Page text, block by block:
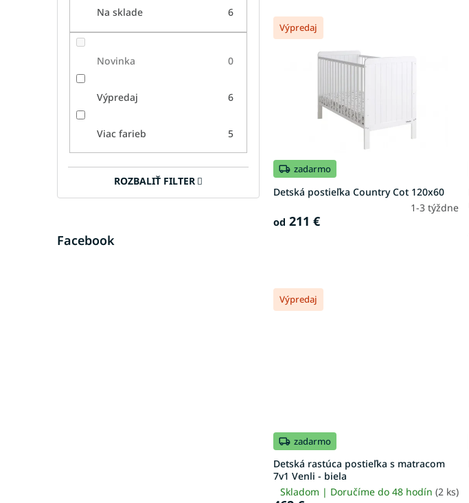
Na sklade 6
Novinka 0
Výpredaj 6
Viac farieb 5
ROZBALIŤ FILTER
Facebook
n
i
o
v
V
ý
k
t
o
Výpredaj
zadarmo
Detská postieľka Country Cot 120x60
1-3 týždne
od 211 €
Výpredaj
zadarmo
Detská rastúca postieľka s matracom
7v1 Venli - biela
Skladom | Doručíme do 48 hodín(2 ks)